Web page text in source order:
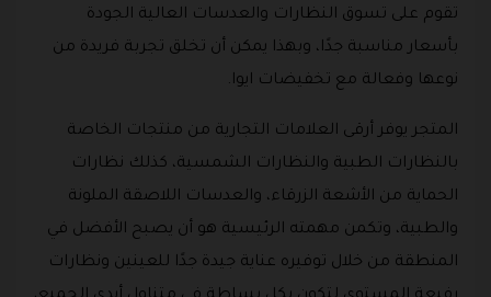
تقوم على تسوق النظارات والعدسات العالية الجودة
بأسعار مناسبة جدًا، وبهذا يمكن أن تخلق تجربة فريدة من
نوعها وفعالة مع تخفيضات ايوا.
المتجر يوفر أرقى العلامات التجارية من منتجات الخاصة
بالنظارات الطبية والنظارات الشمسية، كذلك نظارات
الحماية من الأشعة الزرقاء، والعدسات اللاصقة الملونة
والطبية، وتكمن مهمته الرئيسية هو أن يصبح الأفضل في
المنطقة من خلال توفيره عناية جيدة جدًا للعينين ونظارات